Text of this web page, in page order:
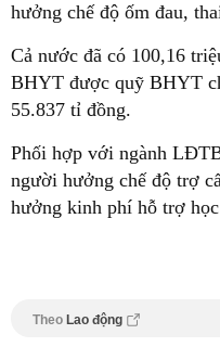
hưởng chế độ ốm đau,
Cả nước đã có 100,16
BHYT được quỹ BHYT
55.837 tỉ đồng.
Phối hợp với ngành
người hưởng chế độ trợ
hưởng kinh phí hỗ trợ
Theo Lao động